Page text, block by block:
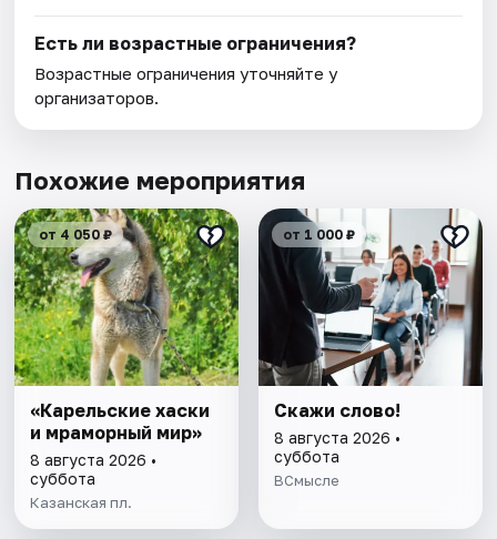
Есть ли возрастные ограничения?
Возрастные ограничения уточняйте у
организаторов.
Похожие мероприятия
от 4 050 ₽
«Карельские хаски
и мраморный мир»
8 августа 2026 •
суббота
Казанская пл.
от 1 000 ₽
Скажи слово!
8 августа 2026 •
суббота
ВСмысле